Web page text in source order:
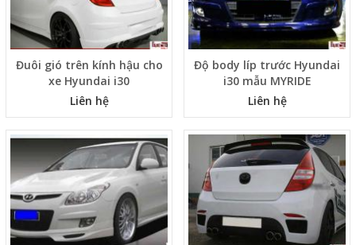
Đuôi gió trên kính hậu cho
xe Hyundai i30
Liên hệ
Độ body líp trước Hyundai
i30 mẫu MYRIDE
Liên hệ